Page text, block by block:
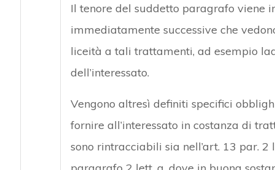
Il tenore del suddetto paragrafo viene
immediatamente successive che
liceità a tali trattamenti, ad esempio
dell’interessato.
Vengono altresì definiti specifici
fornire all’interessato in costanza di
sono rintracciabili sia nell’art. 13 par. 2